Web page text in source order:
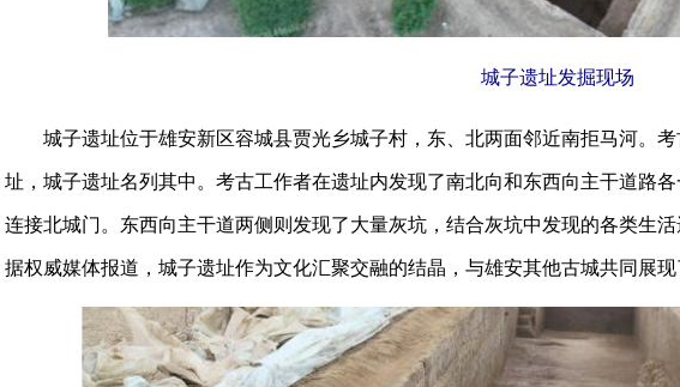
城子遗址发掘现场
城子遗址位于雄安新区容城县贾光乡城子村，东、北两面邻近南拒马河。
址，城子遗址名列其中。考古工作者在遗址内发现了南北向和东西向主干道路
连接北城门。东西向主干道两侧则发现了大量灰坑，结合灰坑中发现的各类生
据权威媒体报道，城子遗址作为文化汇聚交融的结晶，与雄安其他古城共同展现